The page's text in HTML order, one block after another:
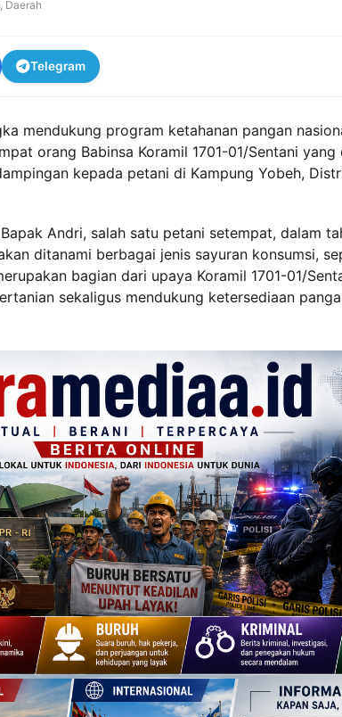
Daerah
Telegram
mendukung program ketahanan pangan
orang Babinsa Koramil 1701-01/Sentani
kepada petani di Kampung Yobeh,
Andri, salah satu petani setempat, dalam
ditanami berbagai jenis sayuran konsumsi,
bagian dari upaya Koramil 1701-01/
sekaligus mendukung ketersediaan